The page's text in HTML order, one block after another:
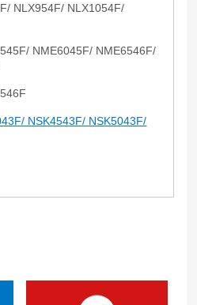
NLX954F/ NLX1054F/
NME6045F/ NME6546F/
NSK4543F/ NSK5043F/